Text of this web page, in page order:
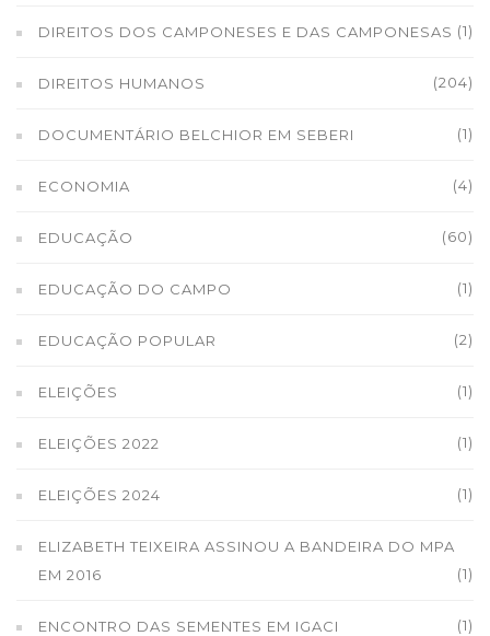
DIREITOS DOS CAMPONESES E DAS CAMPONESAS (1)
DIREITOS HUMANOS (204)
DOCUMENTÁRIO BELCHIOR EM SEBERI (1)
ECONOMIA (4)
EDUCAÇÃO (60)
EDUCAÇÃO DO CAMPO (1)
EDUCAÇÃO POPULAR (2)
ELEIÇÕES (1)
ELEIÇÕES 2022 (1)
ELEIÇÕES 2024 (1)
ELIZABETH TEIXEIRA ASSINOU A BANDEIRA DO MPA
EM 2016
(1)
ENCONTRO DAS SEMENTES EM IGACI (1)